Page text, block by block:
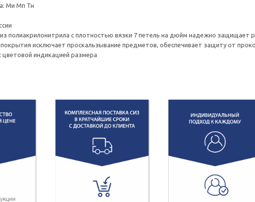
Ми Мп Тн
полиакрилонитрила с плотностью вязки 7 петель на дюйм надежно защищает
покрытия исключает проскальзывание предметов, обеспечивает защиту от
цветовой индикацией размера